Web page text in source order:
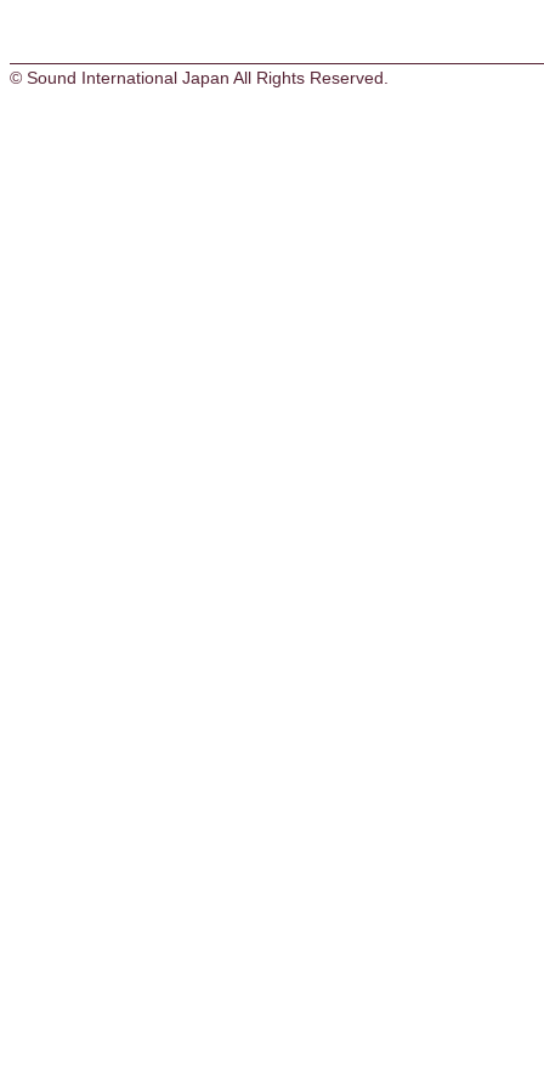
© Sound International Japan All Rights Reserved.